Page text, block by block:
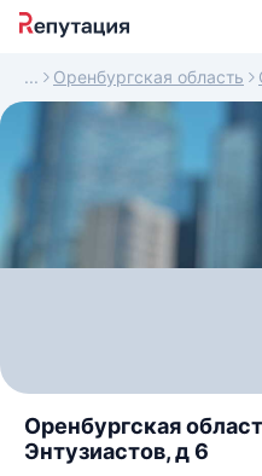
Оренбургская область
Оренбургская
Энтузиастов, д 6